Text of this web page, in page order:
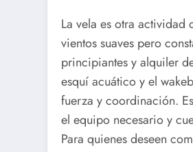
La vela es otra actividad
vientos suaves pero
principiantes y alquiler
esquí acuático y el
fuerza y coordinación.
el equipo necesario y
Para quienes deseen